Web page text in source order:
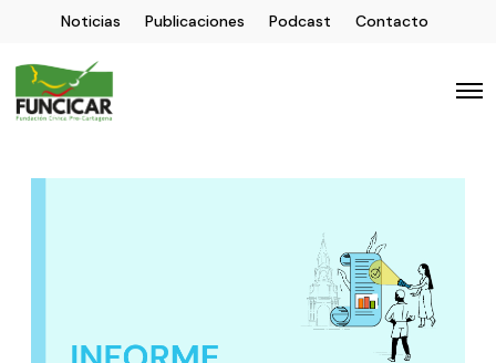
Noticias Publicaciones Podcast Contacto